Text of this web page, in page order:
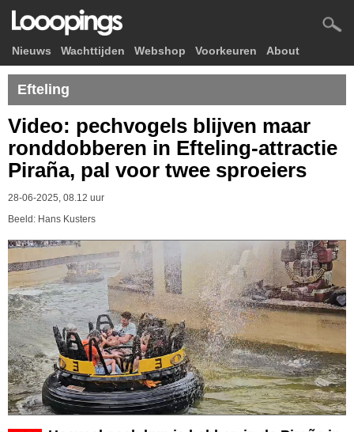
Nieuws Wachttijden Webshop Voorkeuren About
Efteling
Video: pechvogels blijven maar
ronddobberen in Efteling-attractie
Piraña, pal voor twee sproeiers
28-06-2025, 08.12 uur
Beeld: Hans Kusters